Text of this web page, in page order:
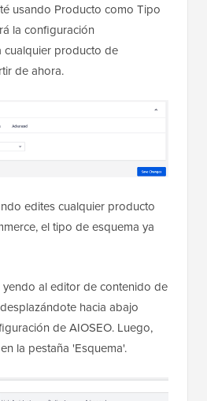
usando Producto como Tipo
la configuración
cualquier producto de
de ahora.
edites cualquier producto
el tipo de esquema ya
yendo al editor de contenido de
hacia abajo
de AIOSEO. Luego,
la pestaña 'Esquema'.